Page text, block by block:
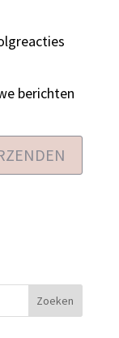
berichten
Zoeken